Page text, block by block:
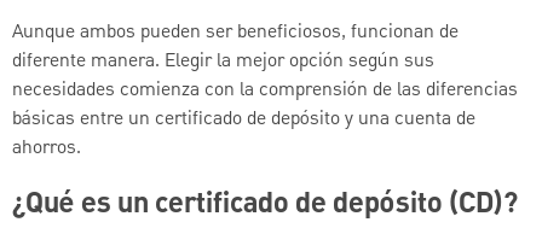
Aunque ambos pueden ser beneficiosos, funcionan de
diferente manera. Elegir la mejor opción según sus
necesidades comienza con la comprensión de las diferencias
básicas entre un certificado de depósito y una cuenta de
ahorros.
¿Qué es un certificado de depósito (CD)?